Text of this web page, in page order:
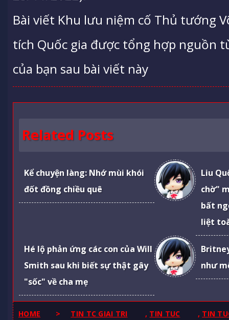
Bài viết Khu lưu niệm cố Thủ tướng
tích Quốc gia được tổng hợp nguồn
của bạn sau bài viết này
Related Posts
Kể chuyện làng: Nhớ mùi khói
đốt đồng chiều quê
Liu
chờ"
bất
liệt
Hé lộ phản ứng các con của Will
Smith sau khi biết sự thật gây
"sốc" về cha mẹ
như
HOME > TIN TC GIAI TRI , TIN TUC , TIN